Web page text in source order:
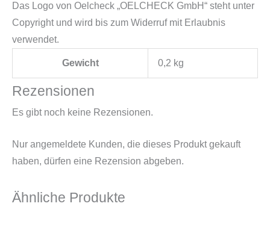
Das Logo von Oelcheck „OELCHECK GmbH“ steht unter
Copyright und wird bis zum Widerruf mit Erlaubnis
verwendet.
Gewicht 0,2 kg
Rezensionen
Es gibt noch keine Rezensionen.
Nur angemeldete Kunden, die dieses Produkt gekauft
haben, dürfen eine Rezension abgeben.
Ähnliche Produkte